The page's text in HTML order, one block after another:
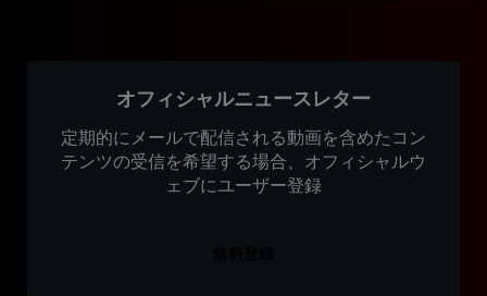
オフィシャルニュースレター
定期的にメールで配信される動画を含めたコン
テンツの受信を希望する場合、オフィシャルウ
ェブにユーザー登録